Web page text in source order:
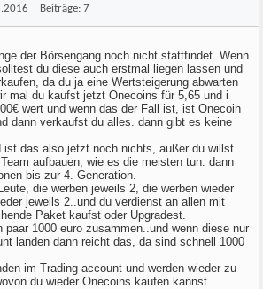
Beiträge: 7
der Börsengang noch nicht stattfindet. Wenn
du diese auch erstmal liegen lassen und
da du ja eine Wertsteigerung abwarten
mal du kaufst jetzt Onecoins für 5,65 und i
wert und wenn das der Fall ist, ist Onecoin
dann verkaufst du alles. dann gibt es keine
ist das also jetzt noch nichts, außer du willst
aufbauen, wie es die meisten tun. dann
bis zur 4. Generation.
die werben jeweils 2, die werben wieder
jeweils 2..und du verdienst an allen mit
Paket kaufst oder Upgradest.
paar 1000 euro zusammen..und wenn diese nur
landen dann reicht das, da sind schnell 1000
im Trading account und werden wieder zu
du wieder Onecoins kaufen kannst.